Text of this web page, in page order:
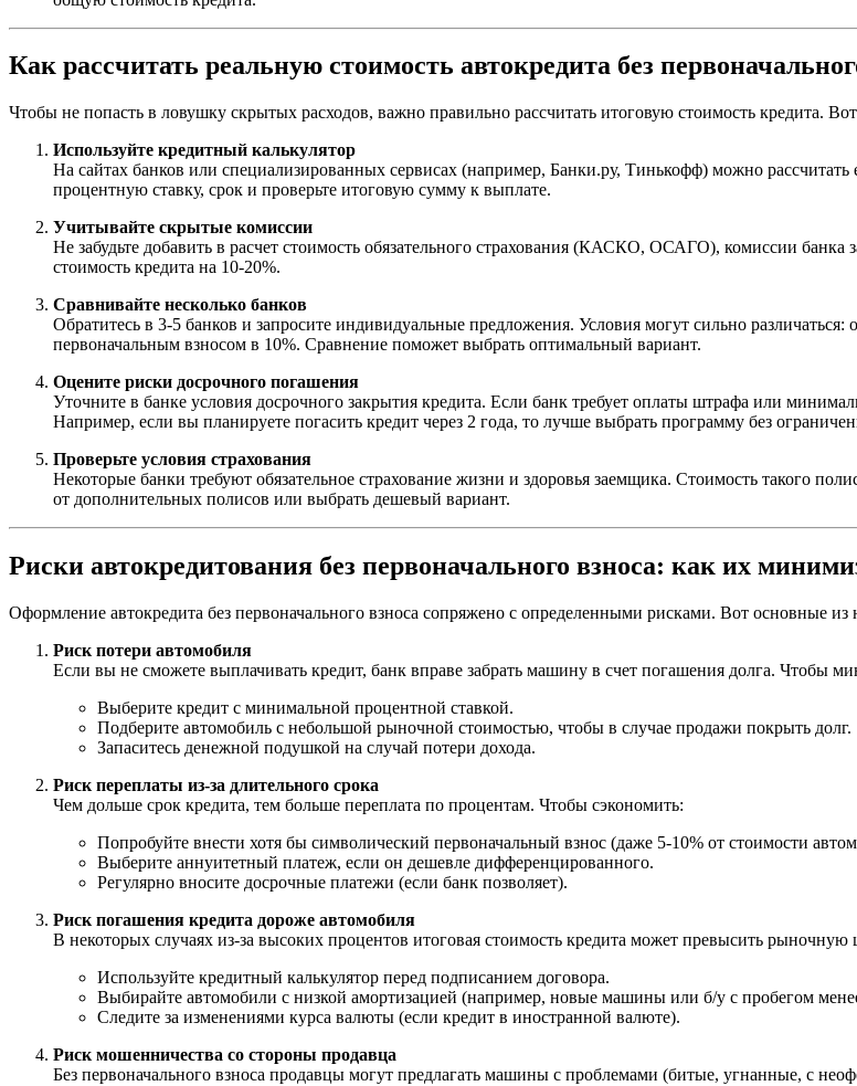
Как рассчитать реальную стоимость автокредита без
Чтобы не попасть в ловушку скрытых расходов, важно правильно рассчитать итоговую стоимость кредита.
Используйте кредитный калькулятор
На сайтах банков или специализированных сервисах (например, Банки.ру, Тинькофф) можно
процентную ставку, срок и проверьте итоговую сумму к выплате.
Учитывайте скрытые комиссии
Не забудьте добавить в расчет стоимость обязательного страхования (КАСКО, ОСАГО), комиссии банка
стоимость кредита на 10-20%.
Сравнивайте несколько банков
Обратитесь в 3-5 банков и запросите индивидуальные предложения. Условия могут сильно
первоначальным взносом в 10%. Сравнение поможет выбрать оптимальный вариант.
Оцените риски досрочного погашения
Уточните в банке условия досрочного закрытия кредита. Если банк требует оплаты штрафа или
Например, если вы планируете погасить кредит через 2 года, то лучше выбрать программу без
Проверьте условия страхования
Некоторые банки требуют обязательное страхование жизни и здоровья заемщика. Стоимость такого
от дополнительных полисов или выбрать дешевый вариант.
Риски автокредитования без первоначального взноса: как их
Оформление автокредита без первоначального взноса сопряжено с определенными рисками. Вот основные
Риск потери автомобиля
Если вы не сможете выплачивать кредит, банк вправе забрать машину в счет погашения долга. Чтобы
Выберите кредит с минимальной процентной ставкой.
Подберите автомобиль с небольшой рыночной стоимостью, чтобы в случае продажи покрыть долг.
Запаситесь денежной подушкой на случай потери дохода.
Риск переплаты из-за длительного срока
Чем дольше срок кредита, тем больше переплата по процентам. Чтобы сэкономить:
Попробуйте внести хотя бы символический первоначальный взнос (даже 5-10% от стоимости
Выберите аннуитетный платеж, если он дешевле дифференцированного.
Регулярно вносите досрочные платежи (если банк позволяет).
Риск погашения кредита дороже автомобиля
В некоторых случаях из-за высоких процентов итоговая стоимость кредита может превысить рыночную
Используйте кредитный калькулятор перед подписанием договора.
Выбирайте автомобили с низкой амортизацией (например, новые машины или б/у с пробегом
Следите за изменениями курса валюты (если кредит в иностранной валюте).
Риск мошенничества со стороны продавца
Без первоначального взноса продавцы могут предлагать машины с проблемами (битые, угнанные, с